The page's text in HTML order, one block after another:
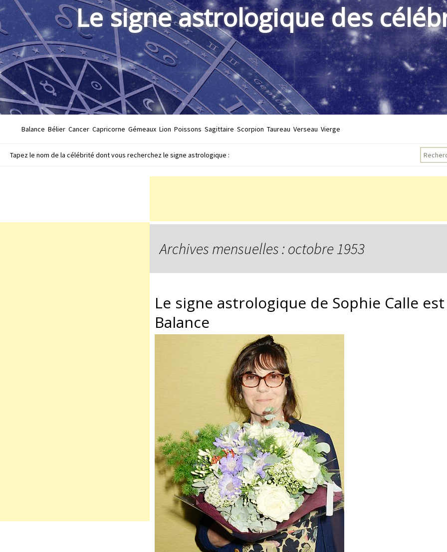
Le signe astrologique des
Balance Bélier Cancer Capricorne Gémeaux Lion Poissons Sagittaire Scorpion Taureau Verseau Vierge
Tapez le nom de la célébrité dont vous recherchez le signe astrologique :
Archives mensuelles : octobre 1953
Le signe astrologique de Sophie Calle
Balance